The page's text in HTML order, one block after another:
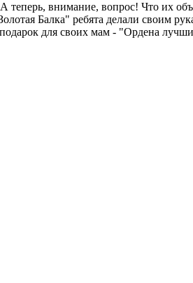
внимание, вопрос! Что их
Балка" ребята делали своим
для своих мам - "Ордена